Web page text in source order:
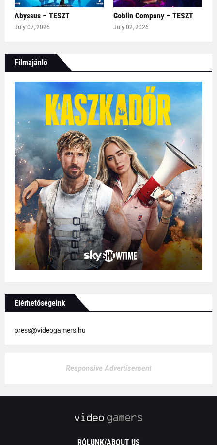
Abyssus – TESZT
July 07, 2026
Goblin Company – TESZT
July 02, 2026
Filmajánló
Elérhetőségeink
press@videogamers.hu
Responsive Advertisement
RÓLUNK/ABOUT US